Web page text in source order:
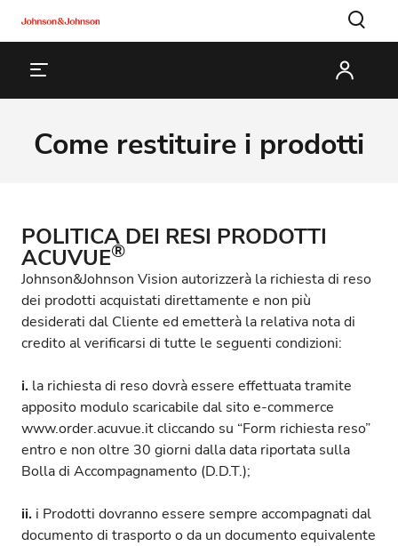
Come restituire i prodotti
POLITICA DEI RESI PRODOTTI
ACUVUE®
Johnson&Johnson Vision autorizzerà la richiesta di reso
dei prodotti acquistati direttamente e non più
desiderati dal Cliente ed emetterà la relativa nota di
credito al verificarsi di tutte le seguenti condizioni:
i. la richiesta di reso dovrà essere effettuata tramite
apposito modulo scaricabile dal sito e-commerce
www.order.acuvue.itcliccando su “Form richiesta reso”
entro e non oltre 30 giorni dalla data riportata sulla
Bolla di Accompagnamento (D.D.T.);
ii. i Prodotti dovranno essere sempre accompagnati dal
documento di trasporto o da un documento equivalente